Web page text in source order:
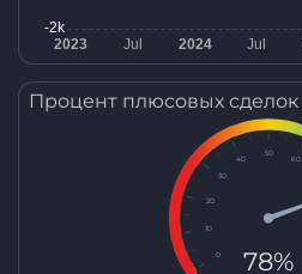
Процент плюсовых сделок
0
10
20
30
40
50
60
78%